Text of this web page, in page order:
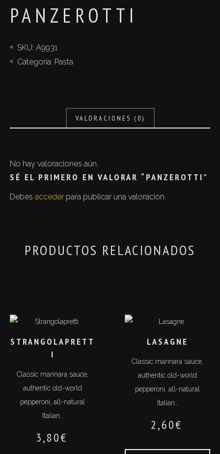
PANZEROTTI
SKU: A9931
Categoría: Pasta
VALORACIONES (0)
No hay valoraciones aún.
SÉ EL PRIMERO EN VALORAR “PANZEROTTI”
Debes acceder para publicar una valoración.
PRODUCTOS RELACIONADOS
STRANGOLAPRETT
I
Classic marinara sauce,
authentic old-world
pepperoni, all-natural
Italian…
3,80€
LASAGNE
Classic marinara sauce,
authentic old-world
pepperoni, all-natural
Italian…
2,60€